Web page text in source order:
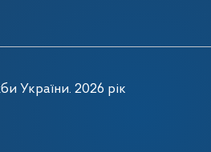
України. 2026 рік